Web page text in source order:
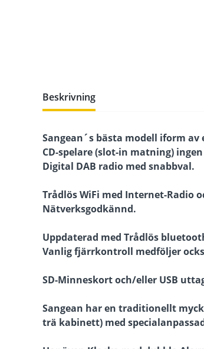
Beskrivning
Sangean´s bästa modell iform
CD-spelare (slot-in matning)
Digital DAB radio med snabbval.
Trådlös WiFi med Internet-Radio
Nätverksgodkännd.
Uppdaterad med Trådlös
Vanlig fjärrkontroll medföljer
SD-Minneskort och/eller USB
Sangean har en traditionellt
trä kabinett) med